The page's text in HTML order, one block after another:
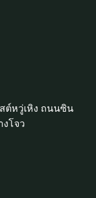
สต์หวู่เหิง ถนนซิน
โจว